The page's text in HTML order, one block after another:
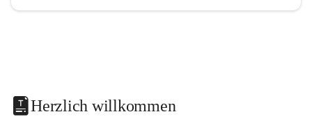
Herzlich willkommen